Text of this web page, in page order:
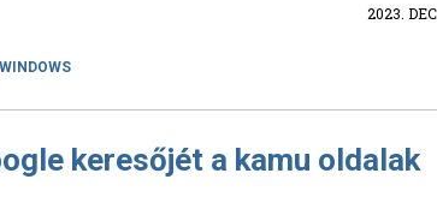
2023.
WINDOWS
keresőjét a kamu oldalak